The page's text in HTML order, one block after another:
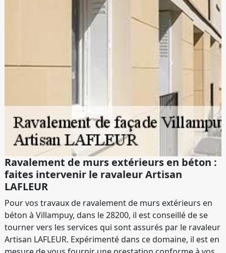
Ravalement de murs extérieurs en béton :
faites intervenir le ravaleur Artisan
LAFLEUR
Pour vos travaux de ravalement de murs extérieurs en
béton à Villampuy, dans le 28200, il est conseillé de se
tourner vers les services qui sont assurés par le ravaleur
Artisan LAFLEUR. Expérimenté dans ce domaine, il est en